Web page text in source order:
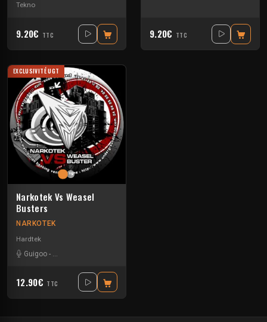
Tekno
9.20€ TTC 9.20€ TTC
EXCLUSIVITÉ UGT
Narkotek Vs Weasel
Busters
NARKOTEK
Hardtek
Guigoo - Mat Weasel busters
12.90€ TTC